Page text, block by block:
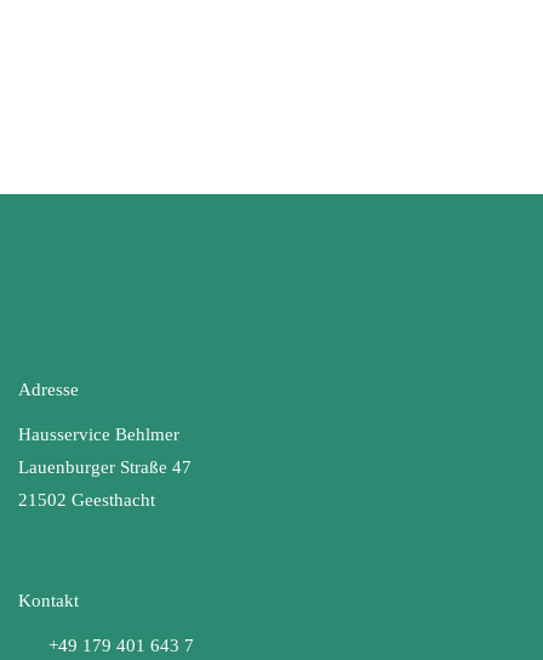
Adresse
Hausservice Behlmer
Lauenburger Straße 47
21502 Geesthacht
Kontakt
+49 179 401 643 7